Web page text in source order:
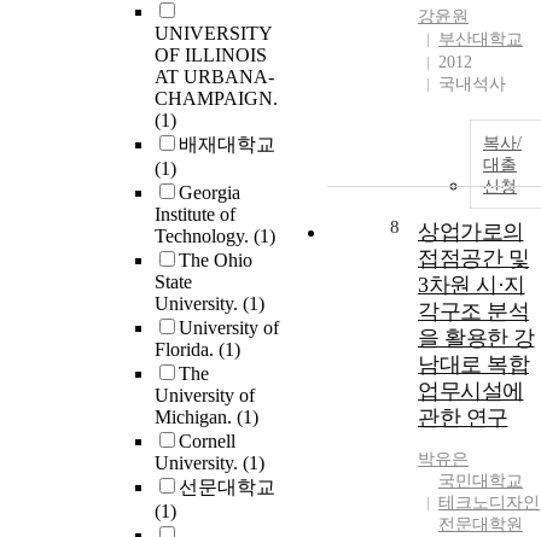
UNIVERSITY
OF ILLINOIS
AT URBANA-
CHAMPAIGN.
(1)
배재대학교
(1)
Georgia
Institute of
Technology. (1)
The Ohio
State
University. (1)
University of
Florida. (1)
The
University of
Michigan. (1)
Cornell
University. (1)
선문대학교
(1)
강윤원
부산대학교
2012
국내석사
복사/
대출
신청
8
상업가로의
접점공간 및
3차원 시·지
각구조 분석
을 활용한 강
남대로 복합
업무시설에
관한 연구
박유은
국민대학교
테크노디자인
전문대학원